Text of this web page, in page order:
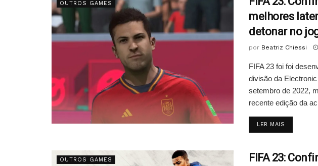
OUTROS GAMES
melhores
detonar no
por Beatriz Chiessi
FIFA 23 foi foi
divisão da
setembro de 2022,
recente edição da
LER MAIS
OUTROS GAMES
FIFA 23: